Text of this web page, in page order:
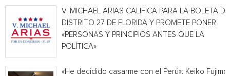
V. MICHAEL ARIAS CALIFICA PARA LA BOLETA
DISTRITO 27 DE FLORIDA Y PROMETE PONER
«PERSONAS Y PRINCIPIOS ANTES QUE LA
POLÍTICA»
«He decidido casarme con el Perú»: Keiko